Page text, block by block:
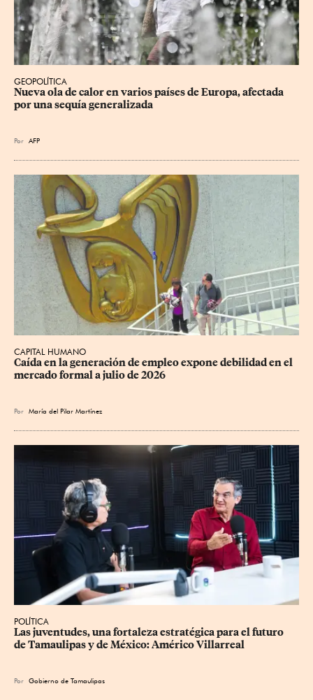
GEOPOLÍTICA
Nueva ola de calor en varios países de Europa, afectada
por una sequía generalizada
Por AFP
CAPITAL HUMANO
Caída en la generación de empleo expone debilidad en el
mercado formal a julio de 2026
Por María del Pilar Martínez
POLÍTICA
Las juventudes, una fortaleza estratégica para el futuro
de Tamaulipas y de México: Américo Villarreal
Por Gobierno de Tamaulipas